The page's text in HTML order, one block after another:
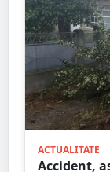
ACTUALITATE
Accident,